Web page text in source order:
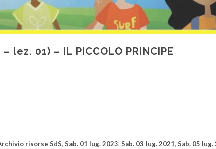
lez. 01) – IL PICCOLO PRINCIPE
risorse SdS, Sab. 01 lug. 2023, Sab. 03 lug. 2021, Sab. 05 lug.